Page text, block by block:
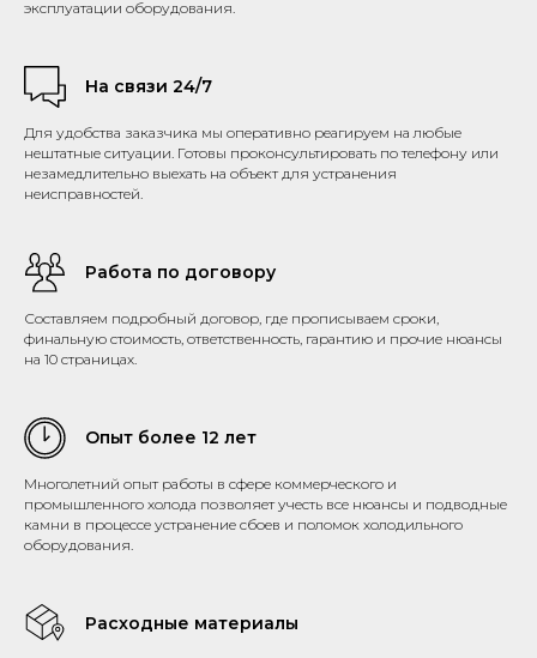
эксплуатации оборудования.
На связи 24/7
Для удобства заказчика мы оперативно реагируем на любые
нештатные ситуации. Готовы проконсультировать по телефону или
незамедлительно выехать на объект для устранения
неисправностей.
Работа по договору
Составляем подробный договор, где прописываем сроки,
финальную стоимость, ответственность, гарантию и прочие нюансы
на 10 страницах.
Опыт более 12 лет
Многолетний опыт работы в сфере коммерческого и
промышленного холода позволяет учесть все нюансы и подводные
камни в процессе устранение сбоев и поломок холодильного
оборудования.
Расходные материалы